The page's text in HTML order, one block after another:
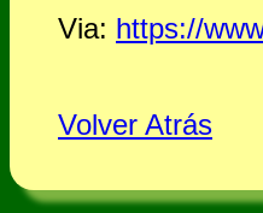
Via: https://
Volver Atrás